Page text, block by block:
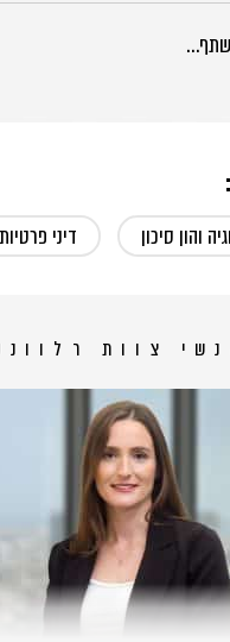
והון סיכון
דיני
צוות